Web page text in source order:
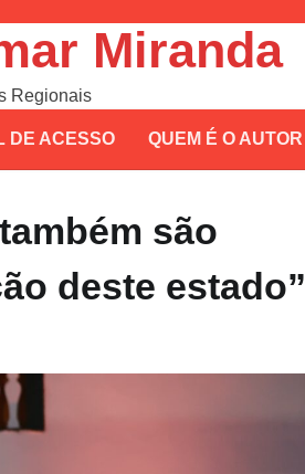
Miranda
Regionais
DE ACESSO QUEM É O AUTOR
são
deste estado”